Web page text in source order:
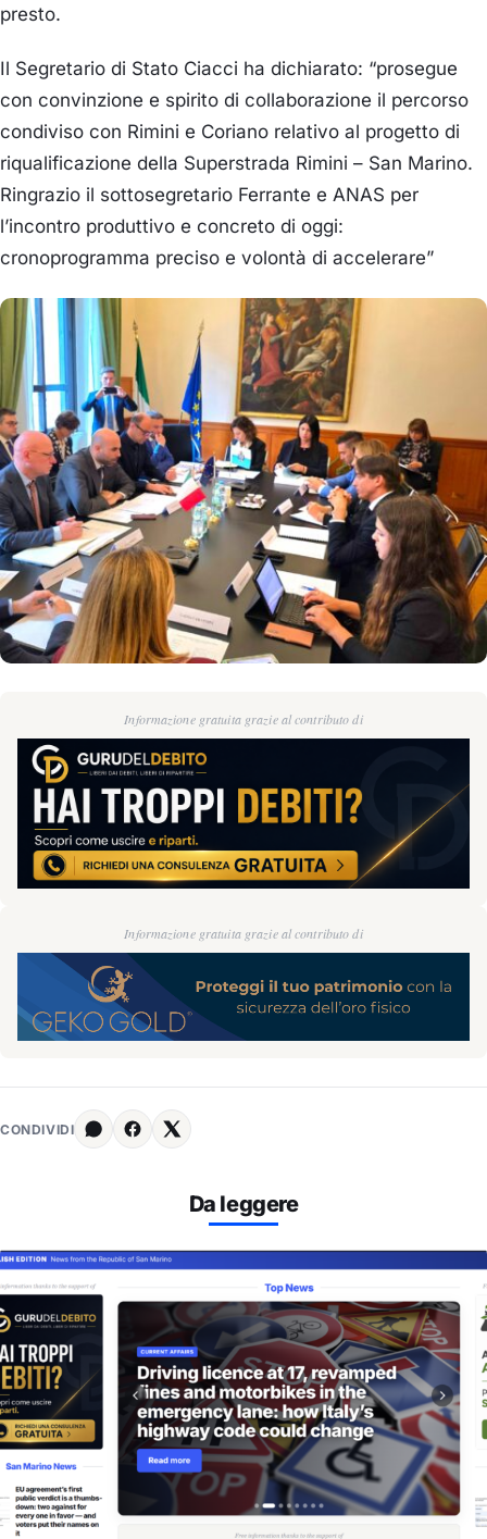
presto.
Il Segretario di Stato Ciacci ha dichiarato: “prosegue
con convinzione e spirito di collaborazione il percorso
condiviso con Rimini e Coriano relativo al progetto di
riqualificazione della Superstrada Rimini – San Marino.
Ringrazio il sottosegretario Ferrante e ANAS per
l’incontro produttivo e concreto di oggi:
cronoprogramma preciso e volontà di accelerare”
Informazione gratuita grazie al contributo di
Informazione gratuita grazie al contributo di
CONDIVIDI
Da leggere